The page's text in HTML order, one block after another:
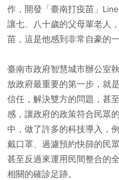
作，開發「臺南打疫苗」
讓七、八十歲的父母輩老人
苗，這是他感到非常自豪的一
臺南市政府智慧城市辦公室
放政府最重要的第一步，就
信任，解決雙方的問題，甚
感，讓政府的政策符合民眾
中，做了許多的科技導入，
戴口罩、過濾預約快篩的民
甚至反過來運用民間整合的
相關的確診足跡。